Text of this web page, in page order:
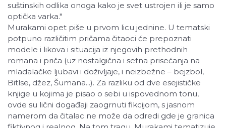
suštinskih odlika onoga kako je svet ustrojen ili je samo
optička varka."
Murakami opet piše u prvom licu jednine. U tematski
potpuno različitim pričama čitaoci će prepoznati
modele i likova i situacija iz njegovih prethodnih
romana i priča (uz nostalgična i setna prisećanja na
mladalačke ljubavi i doživljaje, i neizbežne – bejzbol,
Bitlse, džez, Šumana...). Za razliku od dve esejističke
knjige u kojima je pisao o sebi u ispovednom tonu,
ovde su lični događaji zaogrnuti fikcijom, s jasnom
namerom da čitalac ne može da odredi gde je granica